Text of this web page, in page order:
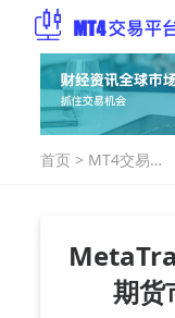
首页 > MT4交易指
期货